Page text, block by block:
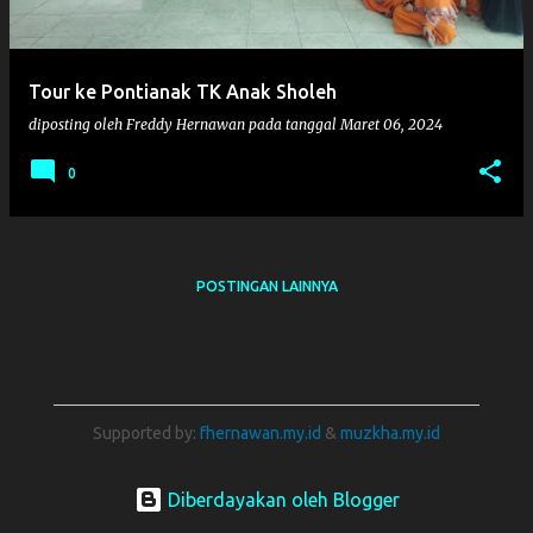
Tour ke Pontianak TK Anak Sholeh
diposting oleh Freddy Hernawan pada tanggalMaret 06, 2024
0
POSTINGAN LAINNYA
Supported by: fhernawan.my.id & muzkha.my.id
Diberdayakan oleh Blogger